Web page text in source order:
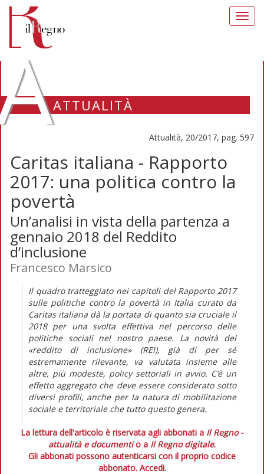
ATTUALITÀ
Attualità, 20/2017, pag. 597
Caritas italiana - Rapporto
2017: una politica contro la
povertà
Un’analisi in vista della partenza a
gennaio 2018 del Reddito
d’inclusione
Francesco Marsico
Il quadro tratteggiato nei capitoli del Rapporto 2017
sulle politiche contro la povertà in Italia curato da
Caritas italiana dà la portata di quanto sia cruciale il
2018 per una svolta effettiva nel percorso delle
politiche sociali nel nostro paese. La novità del
«reddito di inclusione» (REI), già di per sé
estremamente rilevante, va valutata insieme alle
altre, più modeste, policysettoriali in avvio. C’è un
effetto aggregato che deve essere considerato sotto
diversi profili, anche per la natura di mobilitazione
sociale e territoriale che tutto questo genera.
La lettura dell'articolo è riservata agli abbonati a Il Regno -
attualità e documentio a Il Regno digitale.
Gli abbonati possono autenticarsi con il proprio codice
abbonato. Accedi.